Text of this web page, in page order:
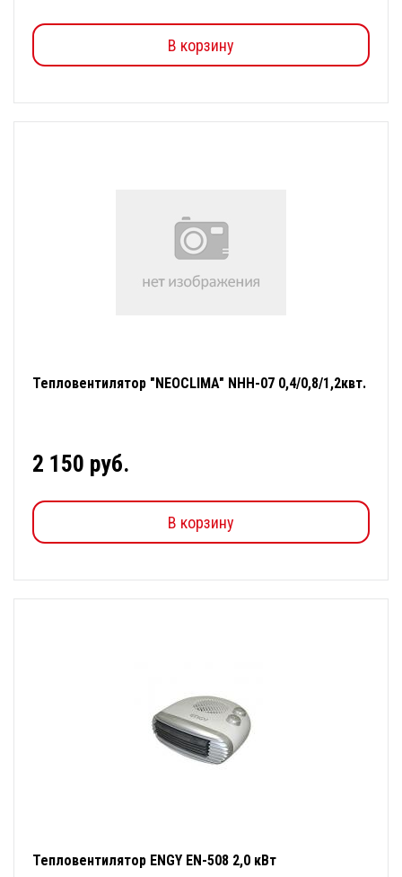
В корзину
Тепловентилятор "NEOCLIMA" NHH-07 0,4/0,8/1,2квт.
2 150 руб.
В корзину
Тепловентилятор ENGY EN-508 2,0 кВт